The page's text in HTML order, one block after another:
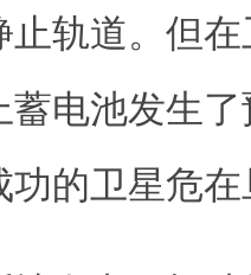
止轨道。但
蓄电池发生
功的卫星危